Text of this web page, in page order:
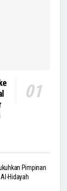
Pimpinan
Hidayah